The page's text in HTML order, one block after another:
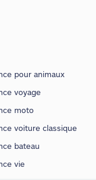
pour animaux
voyage
moto
voiture classique
bateau
vie